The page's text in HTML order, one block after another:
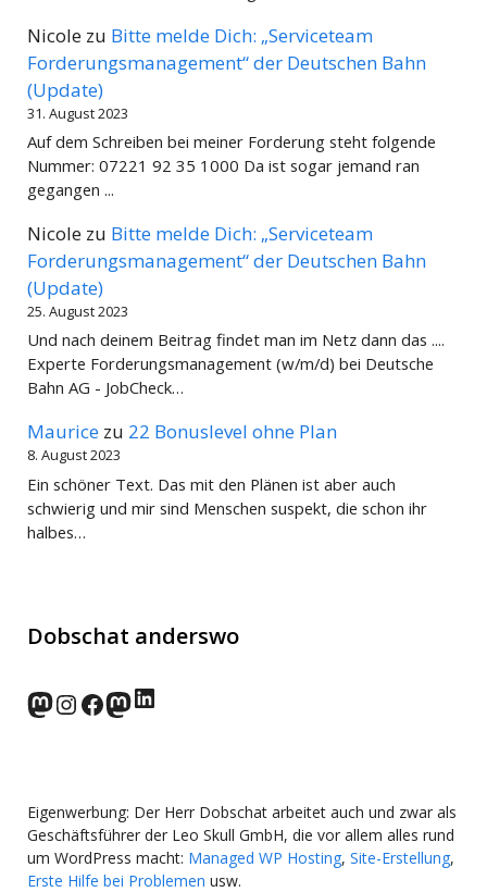
Nicole zu Bitte melde Dich: „Serviceteam
Forderungsmanagement“ der Deutschen Bahn
(Update)
31. August 2023
Auf dem Schreiben bei meiner Forderung steht folgende
Nummer: 07221 92 35 1000 Da ist sogar jemand ran
gegangen ...
Nicole zu Bitte melde Dich: „Serviceteam
Forderungsmanagement“ der Deutschen Bahn
(Update)
25. August 2023
Und nach deinem Beitrag findet man im Netz dann das ....
Experte Forderungsmanagement (w/m/d) bei Deutsche
Bahn AG - JobCheck…
Maurice zu 22 Bonuslevel ohne Plan
8. August 2023
Ein schöner Text. Das mit den Plänen ist aber auch
schwierig und mir sind Menschen suspekt, die schon ihr
halbes…
Dobschat anderswo
norden.social
Instagram
Facebook
wp-punks.social
LinkedIn
Eigenwerbung: Der Herr Dobschat arbeitet auch und zwar als
Geschäftsführer der Leo Skull GmbH, die vor allem alles rund
um WordPress macht: Managed WP Hosting, Site-Erstellung,
Erste Hilfe bei Problemen usw.